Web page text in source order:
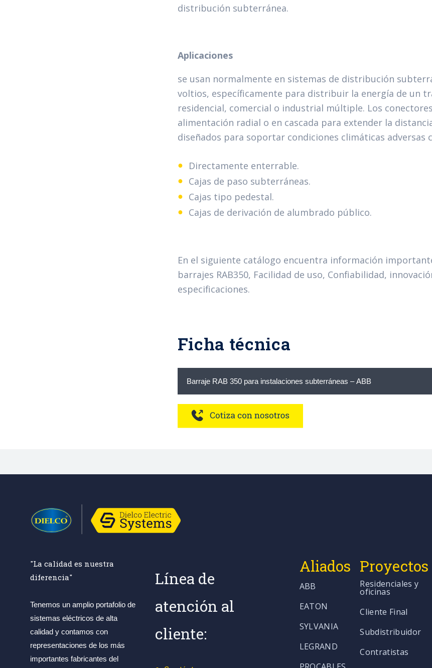
distribución subterránea.
Aplicaciones
se usan normalmente en sistemas de distribución
voltios, específicamente para distribuir la energía de un
residencial, comercial o industrial múltiple. Los
alimentación radial o en cascada para extender la
diseñados para soportar condiciones climáticas adversas
Directamente enterrable.
Cajas de paso subterráneas.
Cajas tipo pedestal.
Cajas de derivación de alumbrado público.
En el siguiente catálogo encuentra información
barrajes RAB350, Facilidad de uso, Confiabilidad,
especificaciones.
Ficha técnica
Barraje RAB 350 para instalaciones subterráneas – ABB
"La calidad es nuestra
diferencia"
Tenemos un amplio portafolio de
sistemas eléctricos de alta
calidad y contamos con
representaciones de los más
importantes fabricantes del
Línea de
atención al
cliente:
Aliados
ABB
EATON
SYLVANIA
LEGRAND
Proyectos
Residenciales y
oficinas
Cliente Final
Subdistribuidor
Contratistas